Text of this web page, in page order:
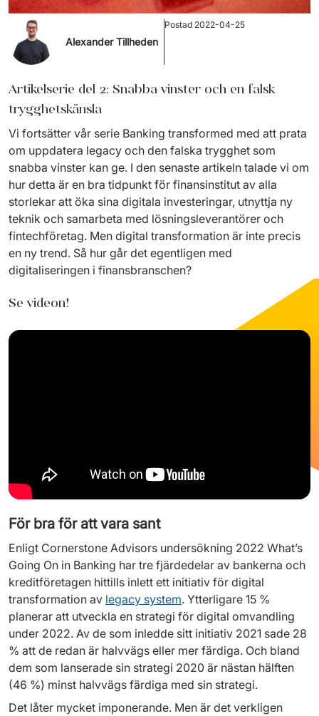
Alexander Tillheden
Postad 2022-04-25
Artikelserie del 2: Snabba vinster och en falsk
trygghetskänsla
Vi fortsätter vår serie Banking transformed med att prata
om uppdatera legacy och den falska trygghet som
snabba vinster kan ge. I den senaste artikeln talade vi om
hur detta är en bra tidpunkt för finansinstitut av alla
storlekar att öka sina digitala investeringar, utnyttja ny
teknik och samarbeta med lösningsleverantörer och
fintechföretag. Men digital transformation är inte precis
en ny trend. Så hur går det egentligen med
digitaliseringen i finansbranschen?
Se videon!
För bra för att vara sant
Enligt Cornerstone Advisors undersökning 2022 What’s
Going On in Banking har tre fjärdedelar av bankerna och
kreditföretagen hittills inlett ett initiativ för digital
transformation av legacy system. Ytterligare 15 %
planerar att utveckla en strategi för digital omvandling
under 2022. Av de som inledde sitt initiativ 2021 sade 28
% att de redan är halvvägs eller mer färdiga. Och bland
dem som lanserade sin strategi 2020 är nästan hälften
(46 %) minst halvvägs färdiga med sin strategi.
Det låter mycket imponerande. Men är det verkligen